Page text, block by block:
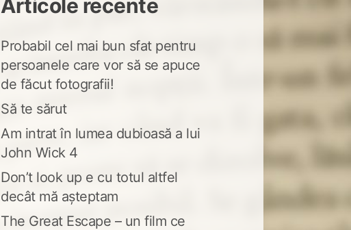
Articole recente
Probabil cel mai bun sfat pentru
persoanele care vor să se apuce
de făcut fotografii!
Să te sărut
Am intrat în lumea dubioasă a lui
John Wick 4
Don’t look up e cu totul altfel
decât mă așteptam
The Great Escape – un film ce